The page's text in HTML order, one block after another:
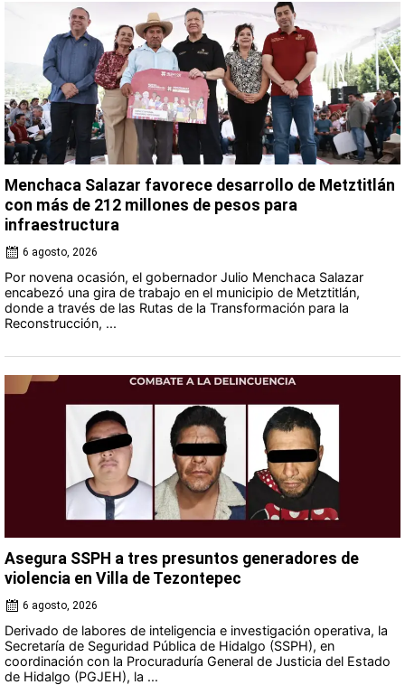
Menchaca Salazar favorece desarrollo de Metztitlán
con más de 212 millones de pesos para
infraestructura
6 agosto, 2026
Por novena ocasión, el gobernador Julio Menchaca Salazar
encabezó una gira de trabajo en el municipio de Metztitlán,
donde a través de las Rutas de la Transformación para la
Reconstrucción, ...
Asegura SSPH a tres presuntos generadores de
violencia en Villa de Tezontepec
6 agosto, 2026
Derivado de labores de inteligencia e investigación operativa, la
Secretaría de Seguridad Pública de Hidalgo (SSPH), en
coordinación con la Procuraduría General de Justicia del Estado
de Hidalgo (PGJEH), la ...